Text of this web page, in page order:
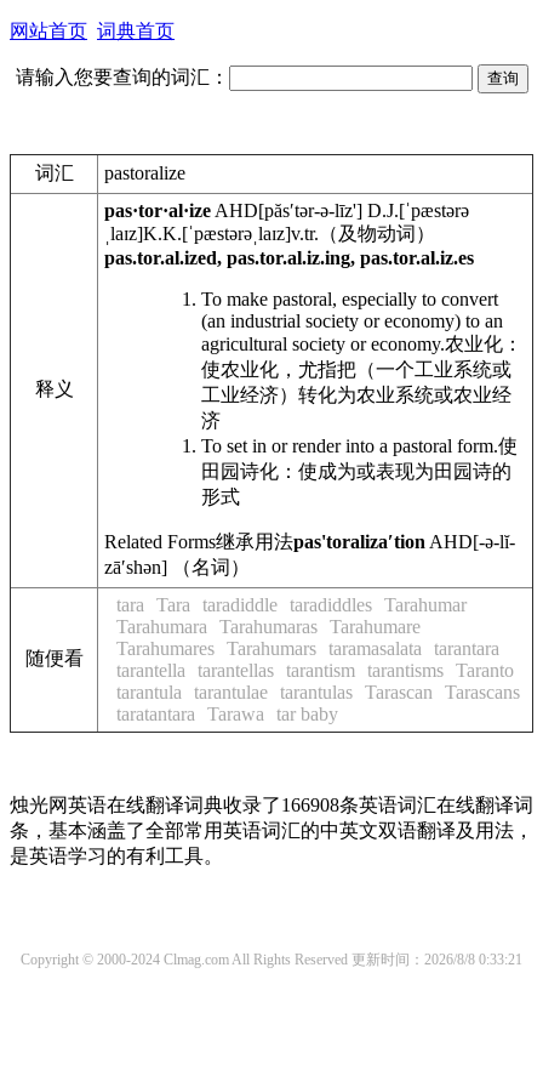
网站首页 词典首页
请输入您要查询的词汇：
词汇 pastoralize
释义
pas·tor·al·ize AHD[păsʹtər-ə-līz'] D.J.[ˈpæstərə
ˌlaɪz]K.K.[ˈpæstərəˌlaɪz]v.tr. （及物动词）
pas.tor.al.ized, pas.tor.al.iz.ing, pas.tor.al.iz.es
To make pastoral, especially to convert
(an industrial society or economy) to an
agricultural society or economy.农业化：
使农业化，尤指把（一个工业系统或
工业经济）转化为农业系统或农业经
济
To set in or render into a pastoral form.使
田园诗化：使成为或表现为田园诗的
形式
Related Forms继承用法pas'toralizaʹtion AHD[-ə-lĭ-
zāʹshən] （名词）
随便看
tara Tara taradiddle taradiddles Tarahumar
Tarahumara
Tarahumaras Tarahumare
Tarahumares Tarahumars taramasalata
tarantara
tarantella
tarantellas tarantism tarantisms Taranto
tarantula
tarantulae tarantulas Tarascan
Tarascans
taratantara
Tarawa tar baby
烛光网英语在线翻译词典收录了166908条英语词汇在线翻译词
条，基本涵盖了全部常用英语词汇的中英文双语翻译及用法，
是英语学习的有利工具。
Copyright © 2000-2024 Clmag.com All Rights Reserved 更新时间：2026/8/8 0:33:21